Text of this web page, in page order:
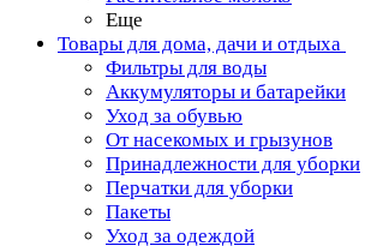
Еще
Товары для дома, дачи и отдыха
Фильтры для воды
Аккумуляторы и батарейки
Уход за обувью
От насекомых и грызунов
Принадлежности для уборки
Перчатки для уборки
Пакеты
Уход за одеждой